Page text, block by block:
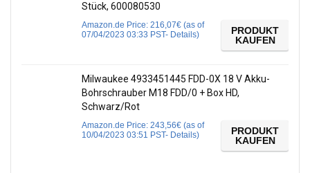
Stück, 600080530
Amazon.de Price: 216,07€ (as of
07/04/2023 03:33 PST- Details)
PRODUKT
KAUFEN
Milwaukee 4933451445 FDD-0X 18 V Akku-
Bohrschrauber M18 FDD/0 + Box HD,
Schwarz/Rot
Amazon.de Price: 243,56€ (as of
10/04/2023 03:51 PST- Details)
PRODUKT
KAUFEN